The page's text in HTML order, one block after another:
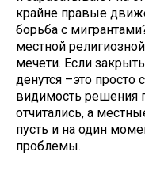
крайне правые
борьба с
местной
мечети. Если
денутся –это просто
видимость решения
отчитались, а
пусть и на один
проблемы.